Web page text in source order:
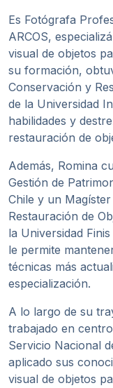
Es Fotógrafa
ARCOS,
visual de objetos
su formación,
Conservación y
de la Universidad
habilidades y
restauración de
Además, Romina
Gestión de
Chile y un
Restauración de
la Universidad
le permite
técnicas más
especialización.
A lo largo de su
trabajado en
Servicio Nacional
aplicado sus
visual de objetos